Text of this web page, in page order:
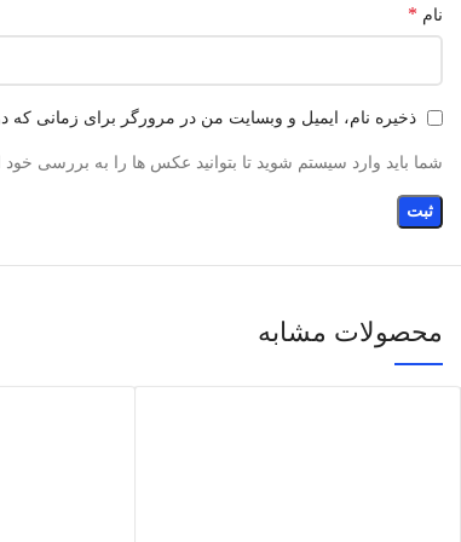
نام *
ذخیره نام، ایمیل و وبسایت من در مرورگر برای زمانی که
شما باید وارد سیستم شوید تا بتوانید عکس ها را به بررسی خود
محصولات مشابه